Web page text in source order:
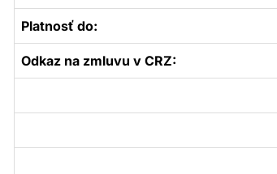
Platnosť do:
Odkaz na zmluvu v CRZ: